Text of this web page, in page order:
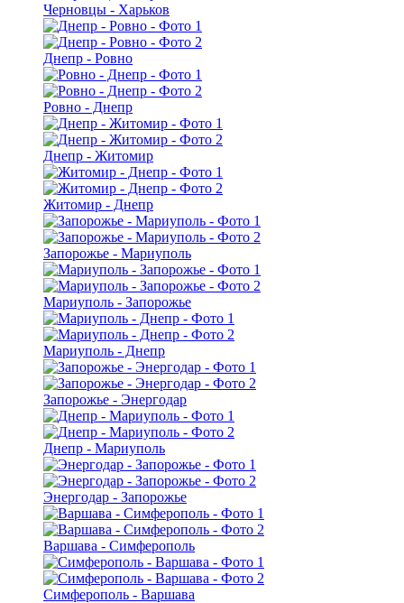
Черновцы - Харьков
Днепр - Ровно
Ровно - Днепр
Днепр - Житомир
Житомир - Днепр
Запорожье - Мариуполь
Мариуполь - Запорожье
Мариуполь - Днепр
Запорожье - Энергодар
Днепр - Мариуполь
Энергодар - Запорожье
Варшава - Симферополь
Симферополь - Варшава